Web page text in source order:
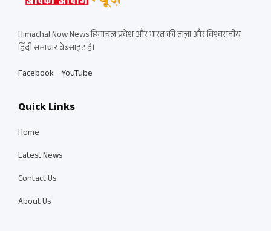
Himachal Now News हिमाचल प्रदेश और भारत की ताज़ा और विश्वसनीय
हिंदी समाचार वेबसाइट है।
Facebook YouTube
Quick Links
Home
Latest News
Contact Us
About Us